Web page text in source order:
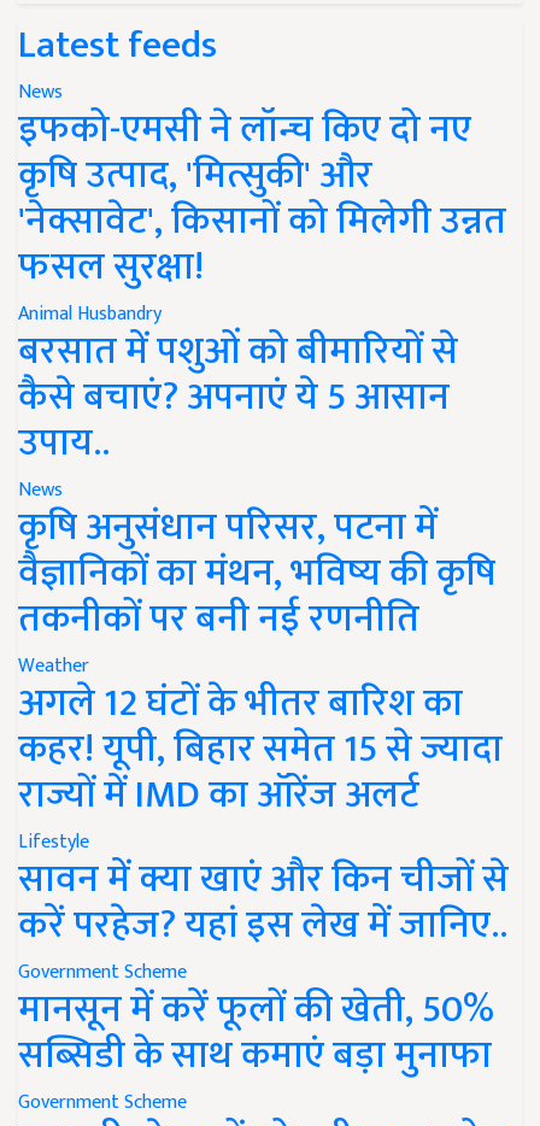
Latest feeds
News
इफको-एमसी ने लॉन्च किए दो नए
कृषि उत्पाद, 'मित्सुकी' और
'नेक्सावेट', किसानों को मिलेगी उन्नत
फसल सुरक्षा!
Animal Husbandry
बरसात में पशुओं को बीमारियों से
कैसे बचाएं? अपनाएं ये 5 आसान
उपाय..
News
कृषि अनुसंधान परिसर, पटना में
वैज्ञानिकों का मंथन, भविष्य की कृषि
तकनीकों पर बनी नई रणनीति
Weather
अगले 12 घंटों के भीतर बारिश का
कहर! यूपी, बिहार समेत 15 से ज्यादा
राज्यों में IMD का ऑरेंज अलर्ट
Lifestyle
सावन में क्या खाएं और किन चीजों से
करें परहेज? यहां इस लेख में जानिए..
Government Scheme
मानसून में करें फूलों की खेती, 50%
सब्सिडी के साथ कमाएं बड़ा मुनाफा
Government Scheme